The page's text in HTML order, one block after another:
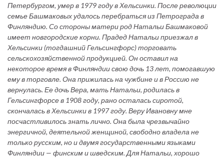
Петербургом, умер в 1979 году в Хельсинки. После революции
семье Башмаковых удалось перебраться из Петрограда в
Финляндию. Со стороны матери род Натальи Башмаковой
имеет новгородские корни. Прадед Натальи приезжал в
Хельсинки (тогдашний Гельсингфорс) торговать
сельскохозяйственной продукцией. Он оставил на
некоторое время в Финляндии свою дочь 13 лет, помогавшую
ему в торговле. Она прижилась на чужбине и в Россию не
вернулась. Ее дочь Вера, мать Натальи, родилась в
Гельсингфорсе в 1908 году, рано осталась сиротой,
скончалась в Хельсинки в 1997 году. Веру Ивановну мне
посчастливилось знать лично. Она была чрезвычайно
энергичной, деятельной женщиной, свободно владела не
только русским, но и двумя государственными языками
Финляндии — финским и шведским. Для Натальи, хорошо